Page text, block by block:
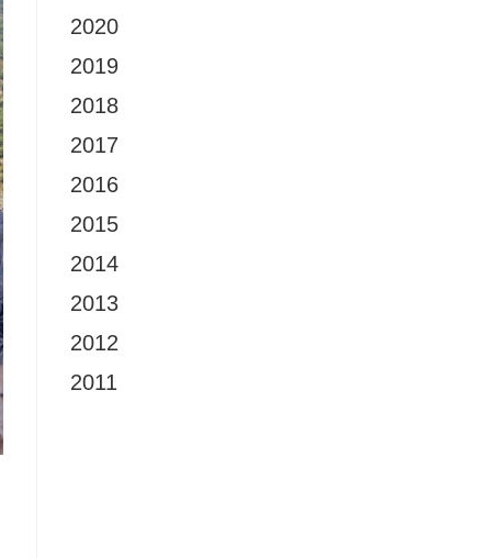
2020
2019
2018
2017
2016
2015
2014
2013
2012
2011